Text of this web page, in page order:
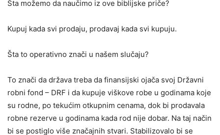
Šta možemo da naučimo iz ove biblijske priče?
Kupuj kada svi prodaju, prodavaj kada svi kupuju.
Šta to operativno znači u našem slučaju?
To znači da država treba da finansijski ojača svoj Državni
robni fond – DRF i da kupuje viškove robe u godinama koje
su rodne, po tekućim otkupnim cenama, dok bi prodavala
robne rezerve u godinama kada rod nije dobar. Na taj način
bi se postiglo više značajnih stvari. Stabilizovalo bi se